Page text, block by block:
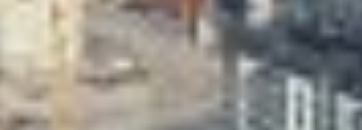
Valon Kaupunki